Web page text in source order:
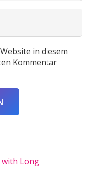
in diesem
Kommentar
with Long